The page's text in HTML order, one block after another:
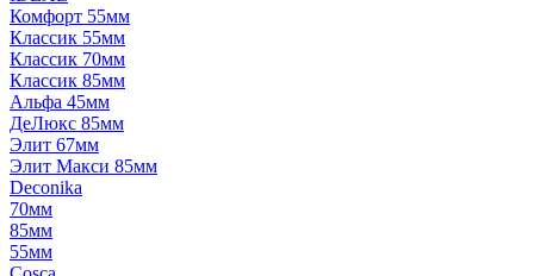
Комфорт 55мм
Классик 55мм
Классик 70мм
Классик 85мм
Альфа 45мм
ДеЛюкс 85мм
Элит 67мм
Элит Макси 85мм
Deconika
70мм
85мм
55мм